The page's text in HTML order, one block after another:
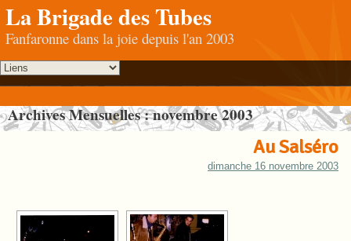
La Brigade des Tubes
Fanfaronne dans la joie depuis l'an 2003
Archives Mensuelles :novembre 2003
Au Salséro
dimanche 16 novembre 2003